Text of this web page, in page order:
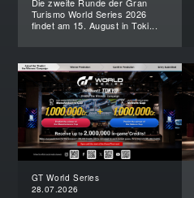
Turismo World Series 2026
findet am 15. August in Toki...
GT World Series
28.07.2026